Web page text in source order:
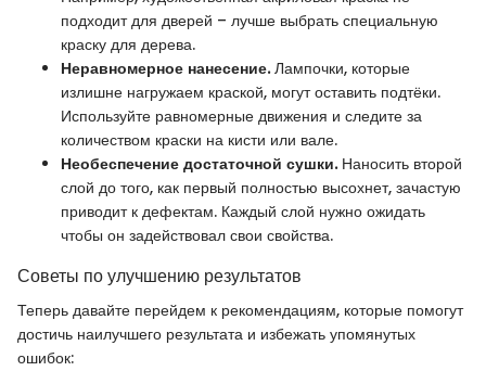
подходит для дверей – лучше выбрать специальную
краску для дерева.
Неравномерное нанесение.Лампочки, которые
излишне нагружаем краской, могут оставить подтёки.
Используйте равномерные движения и следите за
количеством краски на кисти или вале.
Необеспечение достаточной сушки.Наносить второй
слой до того, как первый полностью высохнет, зачастую
приводит к дефектам. Каждый слой нужно ожидать
чтобы он задействовал свои свойства.
Советы по улучшению результатов
Теперь давайте перейдем к рекомендациям, которые помогут
достичь наилучшего результата и избежать упомянутых
ошибок: